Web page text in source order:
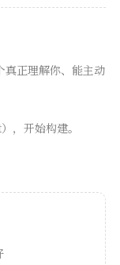
正理解你、能主动
，开始构建。